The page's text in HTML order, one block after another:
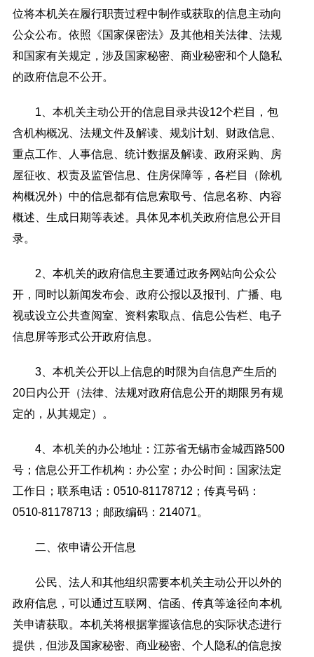
位将本机关在履行职责过程中制作或获取的信息主动向
公众公布。依照《国家保密法》及其他相关法律、法规
和国家有关规定，涉及国家秘密、商业秘密和个人隐私
的政府信息不公开。
1、本机关主动公开的信息目录共设12个栏目，包
含机构概况、法规文件及解读、规划计划、财政信息、
重点工作、人事信息、统计数据及解读、政府采购、房
屋征收、权责及监管信息、住房保障等，各栏目（除机
构概况外）中的信息都有信息索取号、信息名称、内容
概述、生成日期等表述。具体见本机关政府信息公开目
录。
2、本机关的政府信息主要通过政务网站向公众公
开，同时以新闻发布会、政府公报以及报刊、广播、电
视或设立公共查阅室、资料索取点、信息公告栏、电子
信息屏等形式公开政府信息。
3、本机关公开以上信息的时限为自信息产生后的
20日内公开（法律、法规对政府信息公开的期限另有规
定的，从其规定）。
4、本机关的办公地址：江苏省无锡市金城西路500
号；信息公开工作机构：办公室；办公时间：国家法定
工作日；联系电话：0510-81178712；传真号码：
0510-81178713；邮政编码：214071。
二、依申请公开信息
公民、法人和其他组织需要本机关主动公开以外的
政府信息，可以通过互联网、信函、传真等途径向本机
关申请获取。本机关将根据掌握该信息的实际状态进行
提供，但涉及国家秘密、商业秘密、个人隐私的信息按